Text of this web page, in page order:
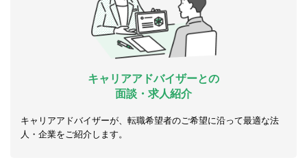
キャリアアドバイザーとの
面談・求人紹介
キャリアアドバイザーが、転職希望者のご希望に沿って最適な法
人・企業をご紹介します。